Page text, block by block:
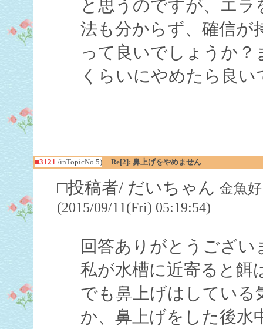
と思うのですが、エ
法も分からず、確信が
って良いでしょうか
くらいにやめたら良い
■3121 /inTopicNo.5) Re[2]: 鼻上げをやめません
□投稿者/ だいちゃん 金魚
(2015/09/11(Fri) 05:19:54)
回答ありがとうござい
私が水槽に近寄ると餌
でも鼻上げはしてい
か、鼻上げをした後水